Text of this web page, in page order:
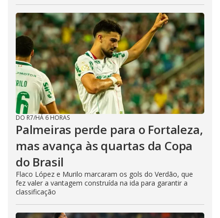
DO R7/HÁ 6 HORAS
Palmeiras perde para o Fortaleza,
mas avança às quartas da Copa
do Brasil
Flaco López e Murilo marcaram os gols do Verdão, que
fez valer a vantagem construída na ida para garantir a
classificação